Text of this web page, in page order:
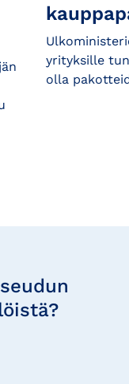
yrityksille
olla